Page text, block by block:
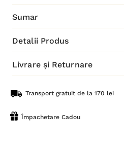
Sumar
Detalii Produs
Livrare și Returnare
Transport gratuit de la 170 lei
Împachetare Cadou